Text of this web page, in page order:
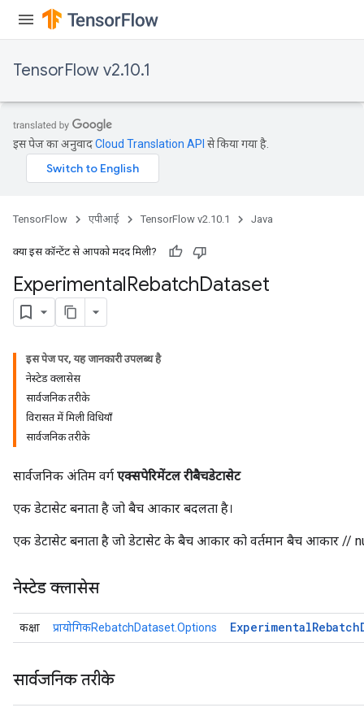
TensorFlow v2.10.1
इस पेज का अनुवादCloud Translation API से किया गया है.
TensorFlow एपीआई TensorFlow v2.10.1 Java
क्या इस कॉन्टेंट से आपको मदद मिली?
ExperimentalRebatchDataset
इस पेज पर, यह जानकारी उपलब्ध है
नेस्टेड क्लासेस
सार्वजनिक तरीके
विरासत में मिली विधियाँ
सार्वजनिक तरीके
सार्वजनिक अंतिम वर्ग एक्सपेरिमेंटल रीबैचडेटासेट
एक डेटासेट बनाता है जो बैच आकार बदलता है।
एक डेटासेट बनाता है जो डेटासेट के बैच आकार को वर्तमान बैच आकार //
नेस्टेड क्लासेस
कक्षा प्रायोगिकRebatchDataset.Options ExperimentalRebatch
सार्वजनिक तरीके